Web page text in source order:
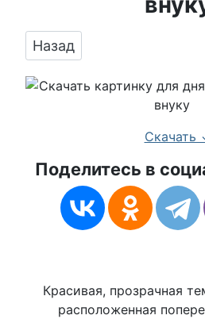
Предыдущий: Яркая
Назад
Скачать
Поделитесь в
Красивая, прозрачная
расположенная